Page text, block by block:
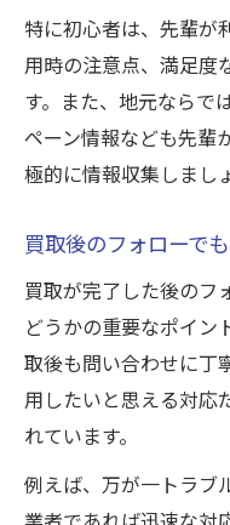
特に初心者は、先輩が
用時の注意点、満足度
す。また、地元ならで
ペーン情報なども先輩
極的に情報収集しまし
買取後のフォローで
買取が完了した後のフ
どうかの重要なポイン
取後も問い合わせに丁
用したいと思える対応
れています。
例えば、万が一トラブ